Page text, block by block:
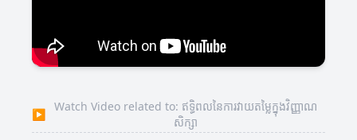
▶
Watch Video related to: ឥទ្ធិពលនៃការវាយតម្លៃក្នុងវិញ្ញាណ
សិក្សា